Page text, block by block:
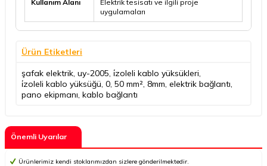
Kullanım Alanı
Elektrik tesisatı ve ilgili proje
uygulamaları
Ürün Etiketleri
şafak elektrik, uy-2005, i̇zoleli kablo yüksükleri,
i̇zoleli kablo yüksüğü, 0, 50 mm², 8mm, elektrik bağlantı,
pano ekipmanı, kablo bağlantı
Önemli Uyarılar
Ürünlerimiz kendi stoklarımızdan sizlere gönderilmektedir.